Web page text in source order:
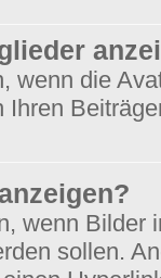
wenn die
Ihren
wenn Bilder
sollen.